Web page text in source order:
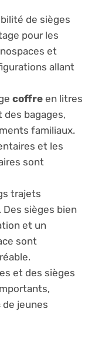
de sièges
pour les
et
allant
coffre en litres
des bagages,
familiaux.
et les
sont
trajets
sièges bien
et un
sont
et des sièges
jeunes